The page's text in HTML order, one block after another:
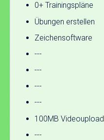
0+ Trainingspläne
Übungen erstellen
Zeichensoftware
---
---
---
---
100MB Videoupload
---